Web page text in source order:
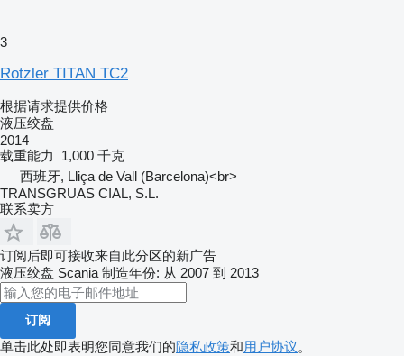
3
Rotzler TITAN TC2
根据请求提供价格
液压绞盘
2014
载重能力
1,000 千克
西班牙, Lliça de Vall (Barcelona)<br>
TRANSGRUAS CIAL, S.L.
联系卖方
订阅后即可接收来自此分区的新广告
液压绞盘 Scania 制造年份: 从 2007 到 2013
订阅
单击此处即表明您同意我们的隐私政策和用户协议。